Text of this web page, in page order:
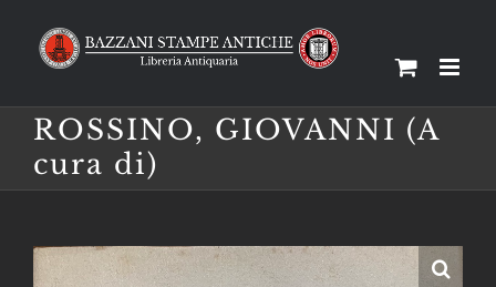
ROSSINO, GIOVANNI (A
cura di)